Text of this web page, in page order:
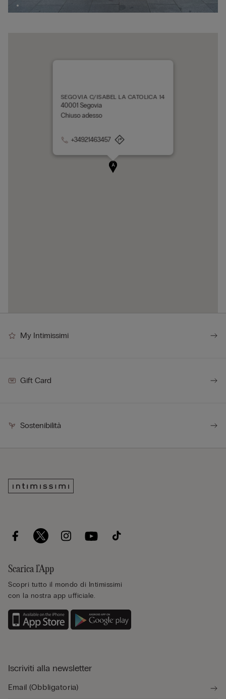
A
SEGOVIA C/ISABEL LA CATOLICA 14
40001 Segovia
Chiuso adesso
+34921463457
My Intimissimi
Gift Card
Sostenibilità
Scarica l’App
Scopri tutto il mondo di Intimissimi
con la nostra app ufficiale.
Iscriviti alla newsletter